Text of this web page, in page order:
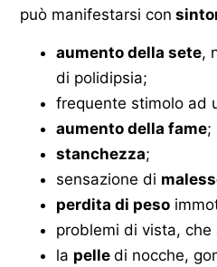
può manifestarsi con
aumento della sete,
di polidipsia;
frequente stimolo ad
aumento della fame;
stanchezza;
sensazione di
perdita di peso
problemi di vista, che
la pelle di nocche,